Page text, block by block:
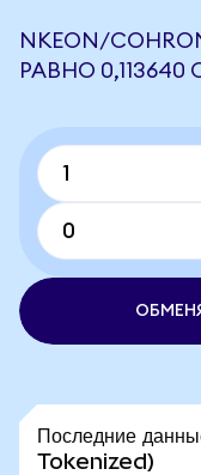
NKEON/
РАВНО 0,113640
Последние
Tokenized)